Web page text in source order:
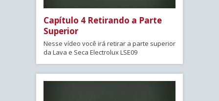
Capítulo 4 Retirando a Parte
Superior
Nesse vídeo você irá retirar a parte superior
da Lava e Seca Electrolux LSE09